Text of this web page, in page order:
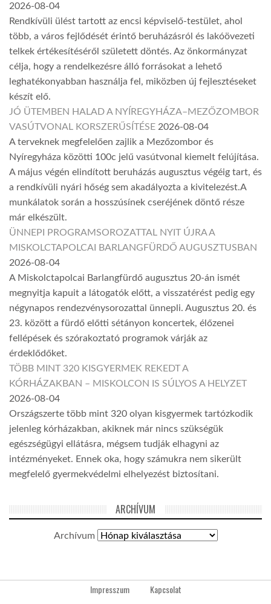
2026-08-04
Rendkívüli ülést tartott az encsi képviselő-testület, ahol
több, a város fejlődését érintő beruházásról és lakóövezeti
telkek értékesítéséről született döntés. Az önkormányzat
célja, hogy a rendelkezésre álló forrásokat a lehető
leghatékonyabban használja fel, miközben új fejlesztéseket
készít elő.
JÓ ÜTEMBEN HALAD A NYÍREGYHÁZA–MEZŐZOMBOR
VASÚTVONAL KORSZERŰSÍTÉSE 2026-08-04
A terveknek megfelelően zajlik a Mezőzombor és
Nyíregyháza közötti 100c jelű vasútvonal kiemelt felújítása.
A május végén elindított beruházás augusztus végéig tart, és
a rendkívüli nyári hőség sem akadályozta a kivitelezést.A
munkálatok során a hosszúsínek cseréjének döntő része
már elkészült.
ÜNNEPI PROGRAMSOROZATTAL NYIT ÚJRA A
MISKOLCTAPOLCAI BARLANGFÜRDŐ AUGUSZTUSBAN
2026-08-04
A Miskolctapolcai Barlangfürdő augusztus 20-án ismét
megnyitja kapuit a látogatók előtt, a visszatérést pedig egy
négynapos rendezvénysorozattal ünnepli. Augusztus 20. és
23. között a fürdő előtti sétányon koncertek, élőzenei
fellépések és szórakoztató programok várják az
érdeklődőket.
TÖBB MINT 320 KISGYERMEK REKEDT A
KÓRHÁZAKBAN – MISKOLCON IS SÚLYOS A HELYZET
2026-08-04
Országszerte több mint 320 olyan kisgyermek tartózkodik
jelenleg kórházakban, akiknek már nincs szükségük
egészségügyi ellátásra, mégsem tudják elhagyni az
intézményeket. Ennek oka, hogy számukra nem sikerült
megfelelő gyermekvédelmi elhelyezést biztosítani.
ARCHÍVUM
Archívum
Impresszum Kapcsolat